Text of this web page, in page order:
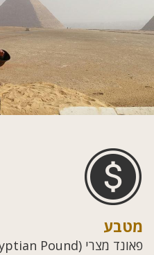
מטבע
פאונד מצרי (EGP (Egyptian Pound